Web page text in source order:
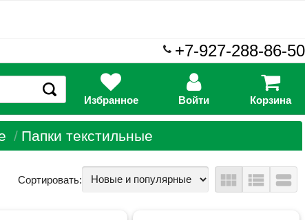
+7-927-288-86-50
Избранное Войти Корзина
Папки текстильные
Сортировать: view_module view_list view_stream